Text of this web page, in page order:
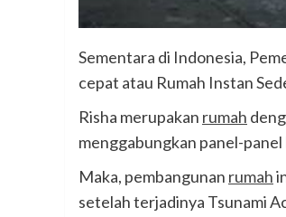
Sementara di Indonesia,
cepat atau Rumah Instan
Risha merupakan rumah
menggabungkan panel-
Maka, pembangunan rumah
setelah terjadinya Tsunami